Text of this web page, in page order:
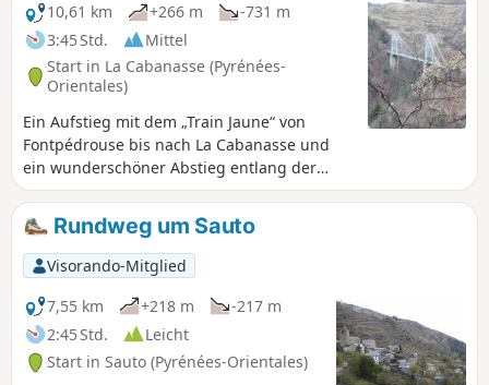
10,61 km
+266 m
-731 m
3:45 Std.
Mittel
Start in La Cabanasse (Pyrénées-
Orientales)
Ein Aufstieg mit dem „Train Jaune“ von
Fontpédrouse bis nach La Cabanasse und
ein wunderschöner Abstieg entlang der
Têt.Eine sehr schöne Wanderung, teilweise
durch den Wald – eine abwechslungsreiche
Variante der Strecke von La Cabanasse nach
Planès, vorgeschlagen von PO Express, mit
der Möglichkeit, je nach Jahreszeit einige
Steinpilze zu finden und unter der Gisclard-
Brücke hindurchzugehen, einem für die
damalige Zeit echten Meisterwerk der
Baukunst.
Rundweg um Sauto
Visorando-Mitglied
7,55 km
+218 m
-217 m
2:45 Std.
Leicht
Start in Sauto (Pyrénées-Orientales)